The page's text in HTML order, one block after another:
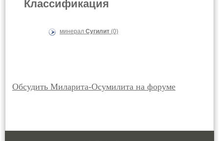
Классификация
минерал Сугилит (0)
Обсудить Миларита-Осумилита на форуме